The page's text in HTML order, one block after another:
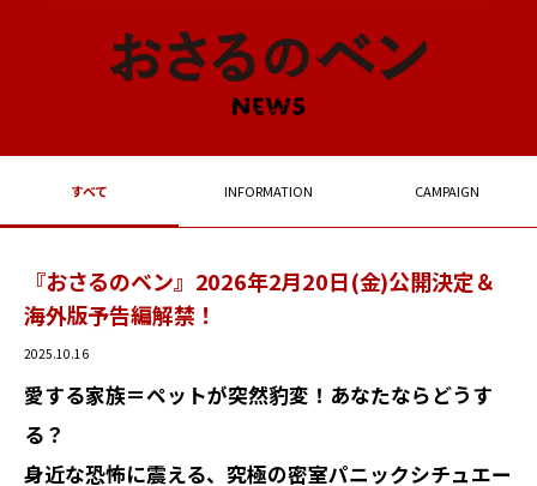
すべて INFORMATION CAMPAIGN
『おさるのベン』2026年2月20日(金)公開決定＆
海外版予告編解禁！
2025.10.16
愛する家族＝ペットが突然豹変！あなたならどうす
る？
身近な恐怖に震える、究極の密室パニックシチュエー